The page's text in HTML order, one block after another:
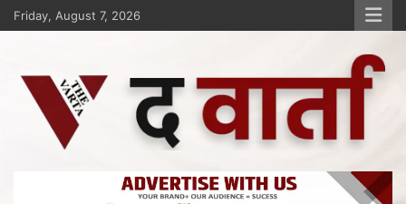
Friday, August 7, 2026
The Varta